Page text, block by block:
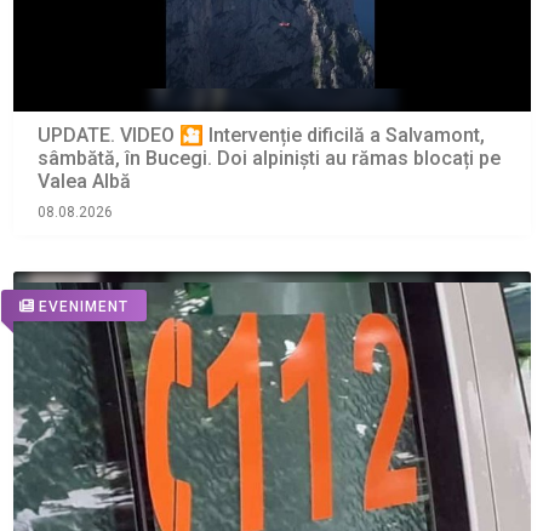
UPDATE. VIDEO 🎦 Intervenție dificilă a Salvamont,
sâmbătă, în Bucegi. Doi alpiniști au rămas blocați pe
Valea Albă
08.08.2026
EVENIMENT